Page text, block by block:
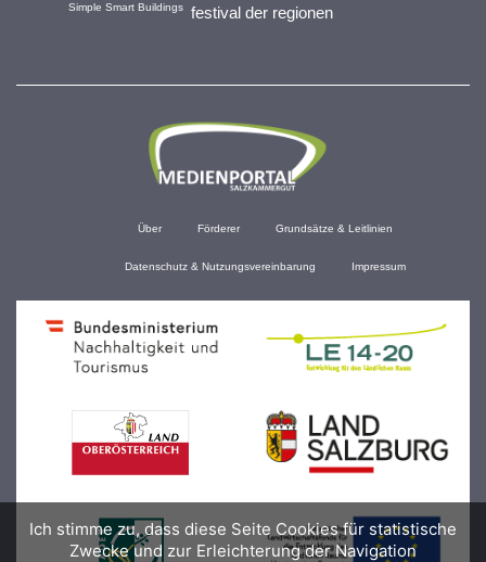
festival der regionen
Simple Smart Buildings
Über Förderer Grundsätze & Leitlinien
Datenschutz & Nutzungsvereinbarung Impressum
Ich stimme zu, dass diese Seite Cookies für statistische
Zwecke und zur Erleichterung der Navigation